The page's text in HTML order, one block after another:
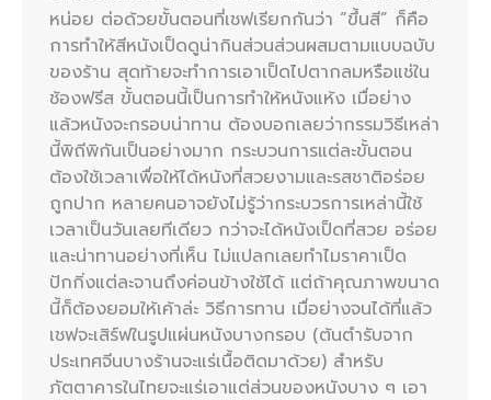
หน่อย ต่อด้วยขั้นตอนที่เชฟเรียกกันว่า “ขึ้นสี” ก็คือ
การทำให้สีหนังเป็ดดูน่ากินส่วนส่วนผสมตามแบบฉบับ
ของร้าน สุดท้ายจะทำการเอาเป็ดไปตากลมหรือแช่ใน
ช้องฟรีส ขั้นตอนนี้เป็นการทำให้หนังแห้ง เมื่อย่าง
แล้วหนังจะกรอบน่าทาน ต้องบอกเลยว่ากรรมวิธีเหล่า
นี้พิถีพิกันเป็นอย่างมาก กระบวนการแต่ละขั้นตอน
ต้องใช้เวลาเพื่อให้ได้หนังที่สวยงามและรสชาติอร่อย
ถูกปาก หลายคนอาจยังไม่รู้ว่ากระบวรการเหล่านี้ใช้
เวลาเป็นวันเลยทีเดียว กว่าจะได้หนังเป็ดที่สวย อร่อย
และน่าทานอย่างที่เห็น ไม่แปลกเลยทำไมราคาเป็ด
ปักกิ่งแต่ละจานถึงค่อนข้างใช้ได้ แต่ถ้าคุณภาพขนาด
นี้ก็ต้องยอมให้เค้าล่ะ วิธีการทาน เมื่อย่างจนได้ที่แล้ว
เชฟจะเสิร์ฟในรูปแผ่นหนังบางกรอบ (ต้นตำรับจาก
ประเทศจีนบางร้านจะแร่เนื้อติดมาด้วย) สำหรับ
ภัตตาคารในไทยจะแร่เอาแต่ส่วนของหนังบาง ๆ เอา